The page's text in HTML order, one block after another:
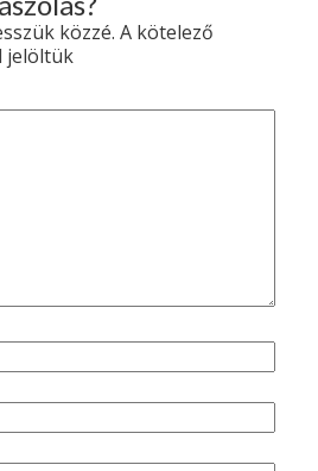
közzé. A kötelező
jelöltük